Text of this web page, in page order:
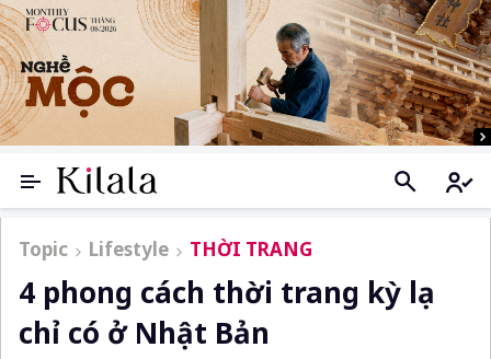
Topic Lifestyle THỜI TRANG
4 phong cách thời trang kỳ lạ
chỉ có ở Nhật Bản